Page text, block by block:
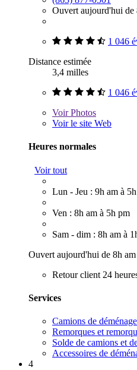
Ouvert aujourd'hui de
1 046
Distance estimée
3,4 milles
1 046
VoirPhotos
Voir le site Web
Heures normales
Voir tout
Lun - Jeu : 9h am à
Ven : 8h am à 5h pm
Sam - dim : 8h am à
Ouvert aujourd'hui de 8h
Retour client 24
Services
Camions de
Remorques et
Solde de camions et
Accessoires de
4